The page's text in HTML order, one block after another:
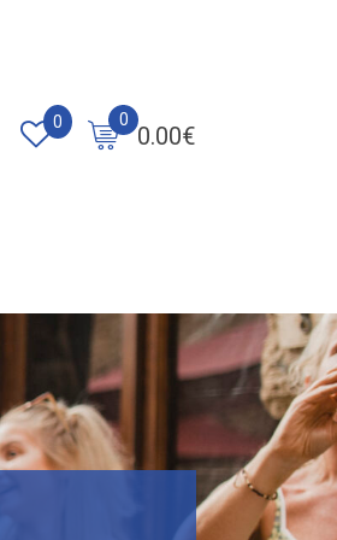
0.00€
0
0